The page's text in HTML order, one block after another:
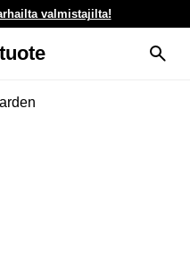
valmistajilta!